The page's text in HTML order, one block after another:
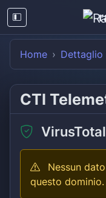
Home Dettaglio
CTI
Nessun
questo dominio.